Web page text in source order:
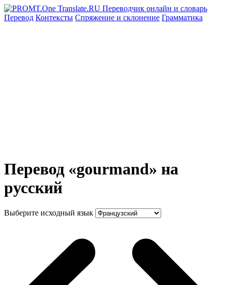
Перевод Контексты Спряжение и склонение Грамматика
Перевод «gourmand» на
русский
Выберите исходный язык